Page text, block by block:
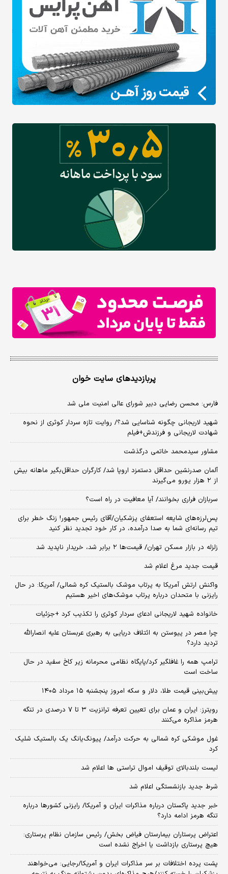
پربازدیدهای سایت خوان
فارس: محسن رضایی دبیر شورای عالی امنیت ملی شد
شهید لاریجانی چگونه شناسایی شد؟/ روایت تازه سردار کوثری از نحوه
شهادت لاریجانی و فرزندش+فیلم
مشاور سیدمحمد خاتمی درگذشت
آلمان صدرنشین حداقل دستمزد اروپا شد/ کارگران حداقل‌بگیر ماهانه بیش
از ۲ هزار یورو می‌گیرند
سربازان فراری بخوانند/ آیا معافیت در راه است؟
پس‌لرزه‌های شایعه استعفای پزشکیان/آقای رئیس جمهور! زنگ خطر برای
تیم رسانه‌ای شما به صدا درآمده، در کار خود تجدید نظر کنید
زلزله در بازار مسکن تهران/ قیمت‌ها ۲ برابر شد، خریدار ناپدید شد
قیمت جدید مرغ اعلام شد
واکنش ارتش آمریکا به پرتاب موشک بالستیک کره شمالی/ آمریکا: در حال
رایزنی با متحدان درباره پرتاب موشک‌های اخیر هستیم
خانواده شهید لاریجانی ادعای سردار کوثری را تکذیب کرد +جزئیات
چرا مصر در پیوستن به ائتلاف دریایی به رهبری عربستان علیه انصارالله
تردید دارد؟
ترامپ همه را غافلگیر کرد/پایگاه نظامی محرمانه زیر کاخ سفید در حال
ساخت است
پیش‌بینی قیمت طلا، دلار و سکه امروز پنجشنبه ۱۵ مرداد ۱۴۰۵
رویترز: ایران و عمان برای تعیین تعرفه ترانزیت ۳ تا ۷ درصدی در تنگه
هرمز مذاکره می‌کنند
غول موشکی کره شمالی به حرکت درآمد/ پیونگ‌یانگ یک بالستیک شلیک
کرد
لیست بلندبالای توقیف اموال تراستی ها اعلام شد
شرط جدید بازنشستگی اعلام شد
خبر جدید پاکستان درباره مذاکرات ایران و آمریکا/ رایزنی کشورها درباره
تنگه هرمز ادامه دارد؟
اعتراض پرستاران بیمارستان فیاض بخش/ رئیس سازمان نظام پرستاری:
هیچ پرستاری بازداشت یا اخراج نشده است
پشت پرده اختلافات بر سر مذاکرات ایران و آمریکا/رجایی: می‌خواهند